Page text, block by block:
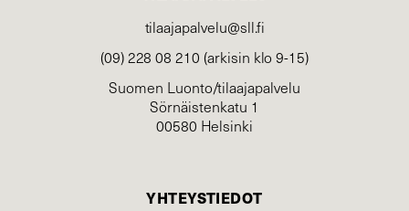
tilaajapalvelu@sll.fi
(09) 228 08 210 (arkisin klo 9-15)
Suomen Luonto/tilaajapalvelu
Sörnäistenkatu 1
00580 Helsinki
YHTEYSTIEDOT